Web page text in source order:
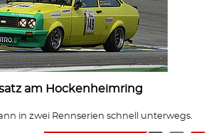
am Hockenheimring
in zwei Rennserien schnell unterwegs.